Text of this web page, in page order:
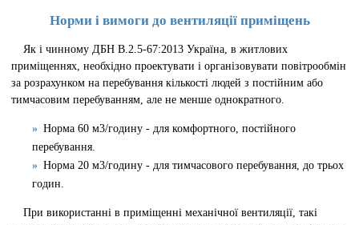
Норми і вимоги до вентиляції приміщень
Як і чинному ДБН В.2.5-67:2013 Україна, в житлових
приміщеннях, необхідно проектувати і організовувати повітрообмін
за розрахунком на перебування кількості людей з постійним або
тимчасовим перебуванням, але не менше однократного.
Норма 60 м3/годину - для комфортного, постійного
перебування.
Норма 20 м3/годину - для тимчасового перебування, до трьох
годин.
При використанні в приміщенні механічної вентиляції, такі